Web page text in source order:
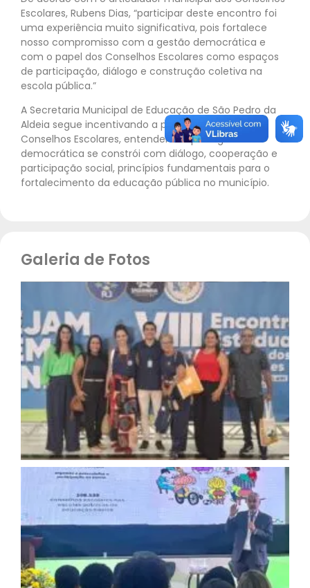
Escolares, Rubens Dias, “participar deste encontro foi
uma experiência muito significativa, pois fortalece
nosso compromisso com a gestão democrática e
com o papel dos Conselhos Escolares como espaços
de participação, diálogo e construção coletiva na
escola pública.”
A Secretaria Municipal de Educação de São Pedro da
Aldeia segue incentivando a participação ativa dos
Conselhos Escolares, entendendo que a gestão
democrática se constrói com diálogo, cooperação e
participação social, princípios fundamentais para o
fortalecimento da educação pública no município.
Galeria de Fotos